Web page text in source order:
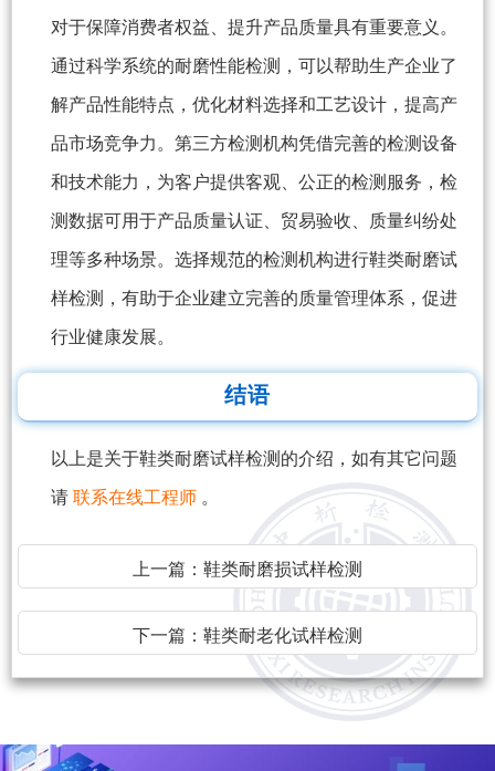
对于保障消费者权益、提升产品质量具有重要意义。
通过科学系统的耐磨性能检测，可以帮助生产企业了
解产品性能特点，优化材料选择和工艺设计，提高产
品市场竞争力。第三方检测机构凭借完善的检测设备
和技术能力，为客户提供客观、公正的检测服务，检
测数据可用于产品质量认证、贸易验收、质量纠纷处
理等多种场景。选择规范的检测机构进行鞋类耐磨试
样检测，有助于企业建立完善的质量管理体系，促进
行业健康发展。
结语
以上是关于鞋类耐磨试样检测的介绍，如有其它问题
请 联系在线工程师 。
上一篇： 鞋类耐磨损试样检测
下一篇： 鞋类耐老化试样检测